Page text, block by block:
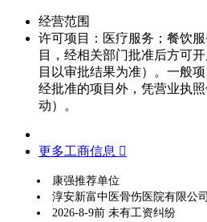
经营范围
许可项目：医疗服务；餐饮
目，经相关部门批准后方可
目以审批结果为准）。一般
经批准的项目外，凭营业执
动）。
更多工商信息 
康强推荐单位
淳安新富中医骨伤医院有限公司
2026-8-9前 未有工资纠纷